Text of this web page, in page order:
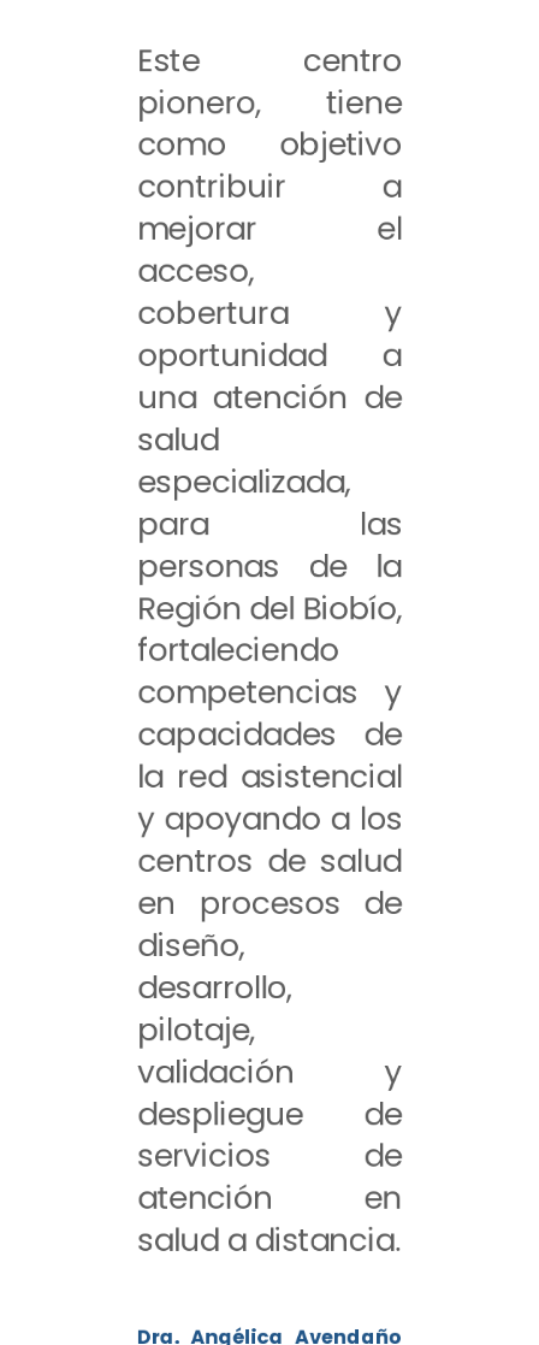
Este centro
pionero, tiene
como objetivo
contribuir a
mejorar el
acceso,
cobertura y
oportunidad a
una atención de
salud
especializada,
para las
personas de la
Región del Biobío,
fortaleciendo
competencias y
capacidades de
la red asistencial
y apoyando a los
centros de salud
en procesos de
diseño,
desarrollo,
pilotaje,
validación y
despliegue de
servicios de
atención en
salud a distancia.
Dra. Angélica Avendaño